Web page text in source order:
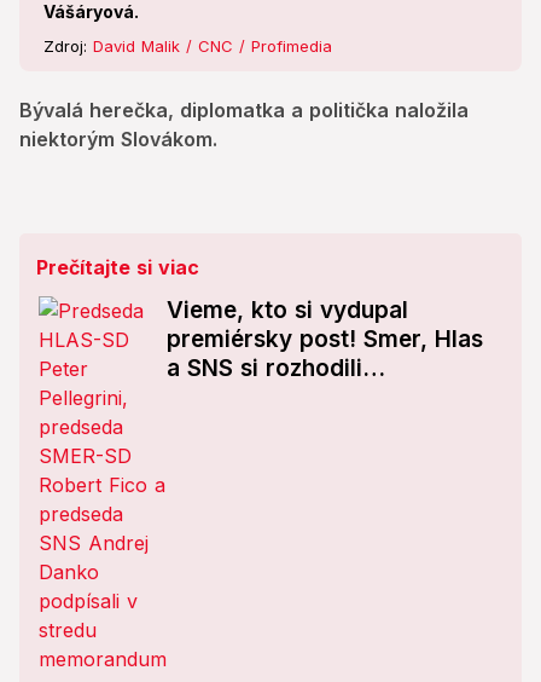
Vášáryová.
Zdroj: David Malik / CNC / Profimedia
Bývalá herečka, diplomatka a politička naložila
niektorým Slovákom.
Prečítajte si viac
Vieme, kto si vydupal
premiérsky post! Smer, Hlas
a SNS si rozhodili